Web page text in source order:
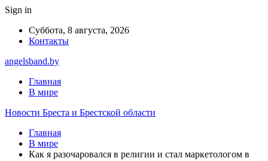
Sign in
Суббота, 8 августа, 2026
Контакты
angelsband.by
Главная
В мире
Новости Бреста и Брестской области
Главная
В мире
Как я разочаровался в религии и стал маркетологом в